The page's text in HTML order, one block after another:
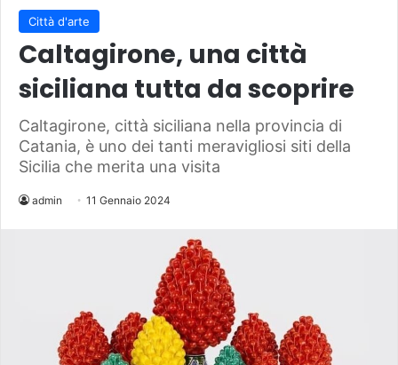
Città d'arte
Caltagirone, una città
siciliana tutta da scoprire
Caltagirone, città siciliana nella provincia di
Catania, è uno dei tanti meravigliosi siti della
Sicilia che merita una visita
admin 11 Gennaio 2024